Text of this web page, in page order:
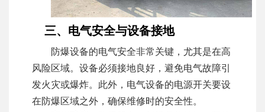
三、电气安全与设备接地
防爆设备的电气安全非常关键，尤其是在高
风险区域。设备必须接地良好，避免电气故障引
发火灾或爆炸。此外，电气设备的电源开关要设
在防爆区域之外，确保维修时的安全性。